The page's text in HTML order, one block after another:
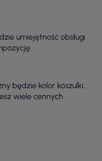
umiejętność obsługi
będzie kolor koszulki,
wiele cennych